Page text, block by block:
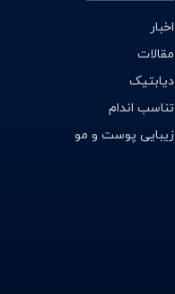
اخبار
مقالات
دیابتیک
تناسب اندام
زیبایی پوست و مو